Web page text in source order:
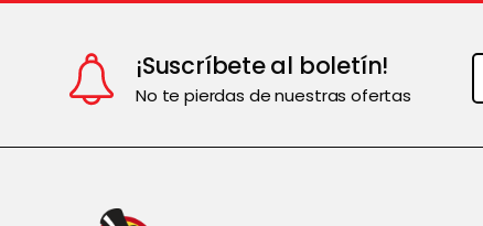
¡Suscríbete al boletín!
No te pierdas de nuestras ofertas